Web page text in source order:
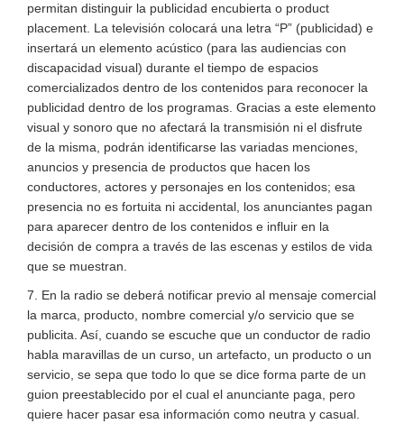
permitan distinguir la publicidad encubierta o product
placement. La televisión colocará una letra “P” (publicidad) e
insertará un elemento acústico (para las audiencias con
discapacidad visual) durante el tiempo de espacios
comercializados dentro de los contenidos para reconocer la
publicidad dentro de los programas. Gracias a este elemento
visual y sonoro que no afectará la transmisión ni el disfrute
de la misma, podrán identificarse las variadas menciones,
anuncios y presencia de productos que hacen los
conductores, actores y personajes en los contenidos; esa
presencia no es fortuita ni accidental, los anunciantes pagan
para aparecer dentro de los contenidos e influir en la
decisión de compra a través de las escenas y estilos de vida
que se muestran.
7. En la radio se deberá notificar previo al mensaje comercial
la marca, producto, nombre comercial y/o servicio que se
publicita. Así, cuando se escuche que un conductor de radio
habla maravillas de un curso, un artefacto, un producto o un
servicio, se sepa que todo lo que se dice forma parte de un
guion preestablecido por el cual el anunciante paga, pero
quiere hacer pasar esa información como neutra y casual.